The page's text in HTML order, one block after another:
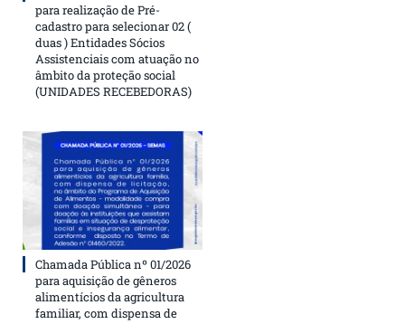
para realização de Pré-
cadastro para selecionar 02 (
duas ) Entidades Sócios
Assistenciais com atuação no
âmbito da proteção social
(UNIDADES RECEBEDORAS)
Chamada Pública nº 01/2026
para aquisição de gêneros
alimentícios da agricultura
familiar, com dispensa de